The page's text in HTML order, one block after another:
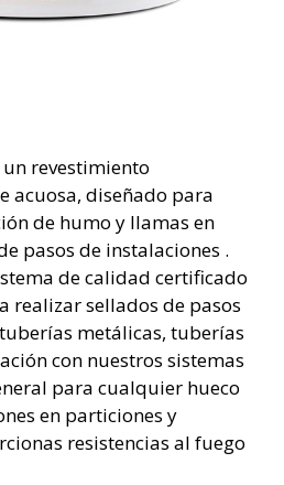
un revestimiento
acuosa, diseñado para
de humo y llamas en
pasos de instalaciones .
de calidad certificado
realizar sellados de pasos
metálicas, tuberías
con nuestros sistemas
para cualquier hueco
en particiones y
resistencias al fuego